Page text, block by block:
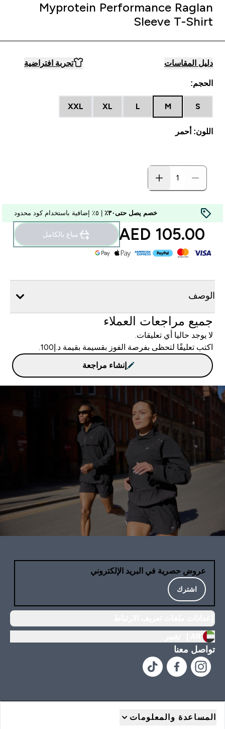
Myprotein Performance Raglan
Sleeve T-Shirt
دليل المقاسات تجربة افتراضية
الحجم:
S
M
L
XL
XXL
اللون: أحمر
خصم يصل حتى٣٠٪
105.00 AED‎ مباع بالكامل
الوصف
جميع مراجعات العملاء
لا يوجد حاليا أي تعليقات.
اكتب تعليقًا لتحظى بفرصة الفوز بقسيمة بقيمة د.إ100.
إنشاء مراجعة
عروض حصرية في البريد الإلكتروني
اشترك
تواصل معنا
المساعدة والمعلومات